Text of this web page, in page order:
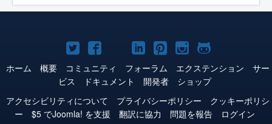
Joomla!
Twitter
Joomla!
Facebook
Joomla!
YouTube
Joomla!
LinkedIn
Joomla!
Pinterest
Joomla!
Instagram
Joomla!
GitHub
ホーム 概要 コミュニティ フォーラム エクステンション
サー
ビス
ドキュメント 開発者
ショップ
アクセシビリティについて
プライバシーポリシー
クッキーポリシ
ー
$5 でJoomla! を支援 翻訳に協力 問題を報告 ログイン